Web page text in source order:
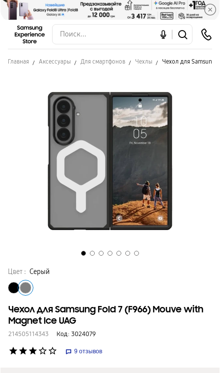
Главная Аксессуары Для смартфонов Чехлы Чехол для Samsung
Цвет : Серый
Чехол для Samsung Fold 7 (F966) Mouve with
Magnet Ice UAG
214505114343 Код: 3024079
star star star star_border star_border 9 отзывов